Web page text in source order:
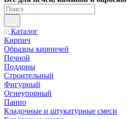
Каталог
Кирпич
Образцы кирпичей
Печной
Поддоны
Строительный
Фигурный
Огнеупорный
Панно
Кладочные и штукатурные смеси